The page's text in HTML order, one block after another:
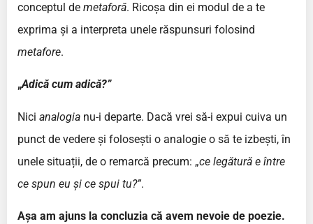
conceptul de metaforă. Ricoșa din ei modul de a te
exprima și a interpreta unele răspunsuri folosind
metafore.
„Adică cum adică?”
Nici analogia nu-i departe. Dacă vrei să-i expui cuiva un
punct de vedere și folosești o analogie o să te izbești, în
unele situații, de o remarcă precum: „ce legătură e între
ce spun eu și ce spui tu?”.
Așa am ajuns la concluzia că avem nevoie de poezie.